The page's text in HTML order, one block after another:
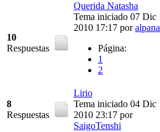
10
Respuestas
Querida Natasha
Tema iniciado 07 Dic
2010 17:17 poralpana
Página:
1
2
8
Respuestas
Lirio
Tema iniciado 04 Dic
2010 23:17 por
SaigoTenshi